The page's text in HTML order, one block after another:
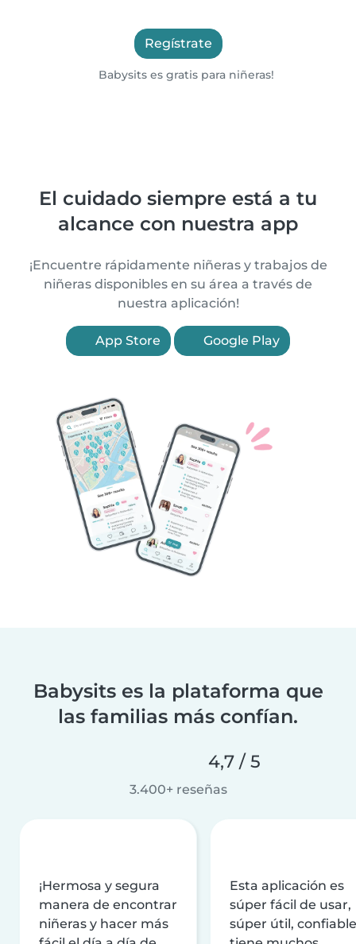
Regístrate
Babysits es gratis para niñeras!
El cuidado siempre está a tu
alcance con nuestra app
¡Encuentre rápidamente niñeras y trabajos de
niñeras disponibles en su área a través de
nuestra aplicación!
App Store Google Play
Babysits es la plataforma que
las familias más confían.
4,7 / 5
3.400+ reseñas
¡Hermosa y segura
manera de encontrar
niñeras y hacer más
Esta aplicación es
súper fácil de usar,
súper útil,